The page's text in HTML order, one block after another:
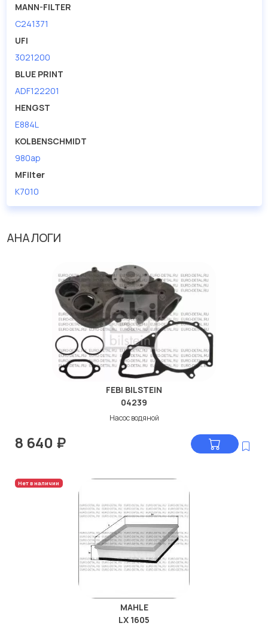
MANN-FILTER
C241371
UFI
3021200
BLUE PRINT
ADF122201
HENGST
E884L
KOLBENSCHMIDT
980ap
MFilter
K7010
АНАЛОГИ
FEBI BILSTEIN
04239
Насос водяной
8 640 ₽
Нет в наличии
MAHLE
LX 1605